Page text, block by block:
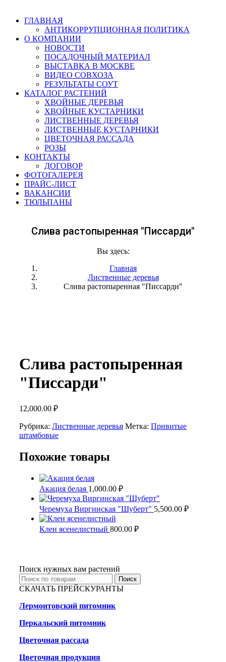
содержанию
ГЛАВНАЯ
АНТИКОРРУПЦИОННАЯ ПОЛИТИКА
О КОМПАНИИ
НОВОСТИ
ПОСАДОЧНЫЙ МАТЕРИАЛ
ВЫСТАВКА В МОСКВЕ
ВИДЕО СОВХОЗА
РЕЗУЛЬТАТЫ СОУТ
КАТАЛОГ РАСТЕНИЙ
ХВОЙНЫЕ ДЕРЕВЬЯ
ХВОЙНЫЕ КУСТАРНИКИ
ЛИСТВЕННЫЕ ДЕРЕВЬЯ
ЛИСТВЕННЫЕ КУСТАРНИКИ
ЦВЕТОЧНАЯ РАССАДА
РОЗЫ
КОНТАКТЫ
ДОГОВОР
ФОТОГАЛЕРЕЯ
ПРАЙС-ЛИСТ
ВАКАНСИИ
ТЮЛЬПАНЫ
Слива растопыренная "Писсарди"
Вы здесь:
Главная
Лиственные деревья
Слива растопыренная "Писсарди"
Слива растопыренная
"Писсарди"
12,000.00 ₽
Рубрика: Лиственные деревья Метка: Привитые
штамбовые
Похожие товары
Акация белая 1,000.00 ₽
Черемуха Виргинская "Шуберт" 5,500.00 ₽
Клен ясенелистный 800.00 ₽
Поиск нужных вам растений
Искать:
Поиск
СКАЧАТЬ ПРЕЙСКУРАНТЫ
Лермонтовский питомник
Перкальский питомник
Цветочная рассада
Цветочная продукция